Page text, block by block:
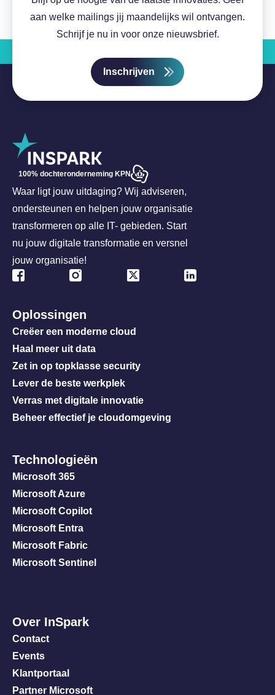
aan welke mailings jij maandelijks wil ontvangen.
Schrijf je nu in voor onze nieuwsbrief.
Inschrijven
100% dochteronderneming KPN
Waar ligt jouw uitdaging? Wij adviseren,
ondersteunen en helpen jouw organisatie
transformeren op alle IT- gebieden. Start
nu jouw digitale transformatie en versnel
jouw organisatie!
Oplossingen
Creëer een moderne cloud
Haal meer uit data
Zet in op topklasse security
Lever de beste werkplek
Verras met digitale innovatie
Beheer effectief je cloudomgeving
Technologieën
Microsoft 365
Microsoft Azure
Microsoft Copilot
Microsoft Entra
Microsoft Fabric
Microsoft Sentinel
Over InSpark
Contact
Events
Klantportaal
Partner Microsoft